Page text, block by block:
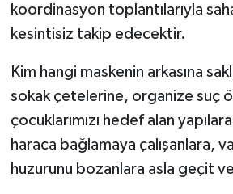
koordinasyon toplantılarıyla
kesintisiz takip edecektir.
Kim hangi maskenin arkasına
sokak çetelerine, organize suç
çocuklarımızı hedef alan
haraca bağlamaya çalışanlara,
huzurunu bozanlara asla geçit